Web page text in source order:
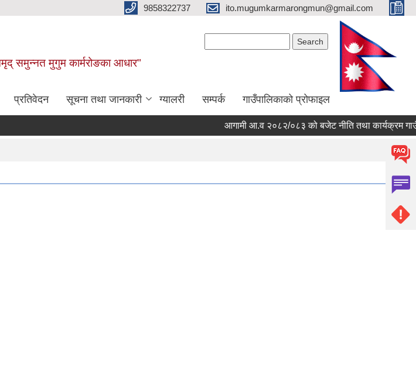
9858322737 ito.mugumkarmarongmun@gmail.com
समुन्नत मुगुम कार्मरोङका आधार"
प्रतिवेदन सूचना तथा जानकारी ग्यालरी सम्पर्क गाउँपालिकाको प्रोफाइल
आगामी आ.व २०८२/०८३ को बजेट नीति तथा कार्यक्रम